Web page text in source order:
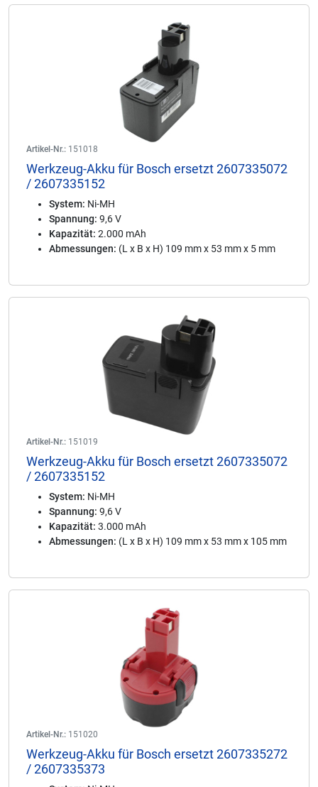
Artikel-Nr.: 151018
Werkzeug-Akku für Bosch ersetzt 2607335072
/ 2607335152
System: Ni-MH
Spannung: 9,6 V
Kapazität: 2.000 mAh
Abmessungen: (L x B x H) 109 mm x 53 mm x 5 mm
Artikel-Nr.: 151019
Werkzeug-Akku für Bosch ersetzt 2607335072
/ 2607335152
System: Ni-MH
Spannung: 9,6 V
Kapazität: 3.000 mAh
Abmessungen: (L x B x H) 109 mm x 53 mm x 105 mm
Artikel-Nr.: 151020
Werkzeug-Akku für Bosch ersetzt 2607335272
/ 2607335373